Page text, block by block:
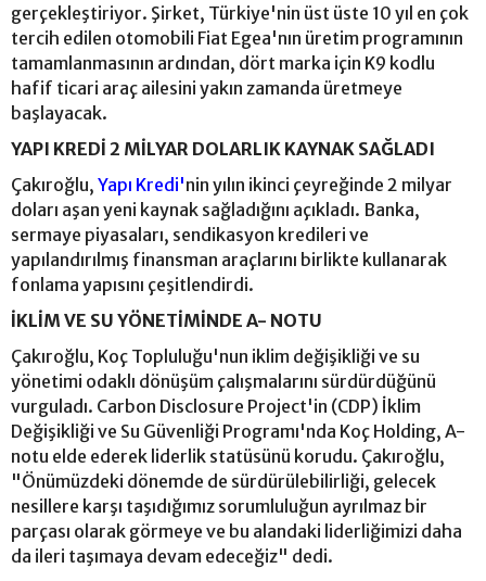
gerçekleştiriyor. Şirket, Türkiye'nin üst üste 10 yıl en çok
tercih edilen otomobili Fiat Egea'nın üretim programının
tamamlanmasının ardından, dört marka için K9 kodlu
hafif ticari araç ailesini yakın zamanda üretmeye
başlayacak.
YAPI KREDİ 2 MİLYAR DOLARLIK KAYNAK SAĞLADI
Çakıroğlu, Yapı Kredi'nin yılın ikinci çeyreğinde 2 milyar
doları aşan yeni kaynak sağladığını açıkladı. Banka,
sermaye piyasaları, sendikasyon kredileri ve
yapılandırılmış finansman araçlarını birlikte kullanarak
fonlama yapısını çeşitlendirdi.
İKLİM VE SU YÖNETİMİNDE A- NOTU
Çakıroğlu, Koç Topluluğu'nun iklim değişikliği ve su
yönetimi odaklı dönüşüm çalışmalarını sürdürdüğünü
vurguladı. Carbon Disclosure Project'in (CDP) İklim
Değişikliği ve Su Güvenliği Programı'nda Koç Holding, A-
notu elde ederek liderlik statüsünü korudu. Çakıroğlu,
"Önümüzdeki dönemde de sürdürülebilirliği, gelecek
nesillere karşı taşıdığımız sorumluluğun ayrılmaz bir
parçası olarak görmeye ve bu alandaki liderliğimizi daha
da ileri taşımaya devam edeceğiz" dedi.